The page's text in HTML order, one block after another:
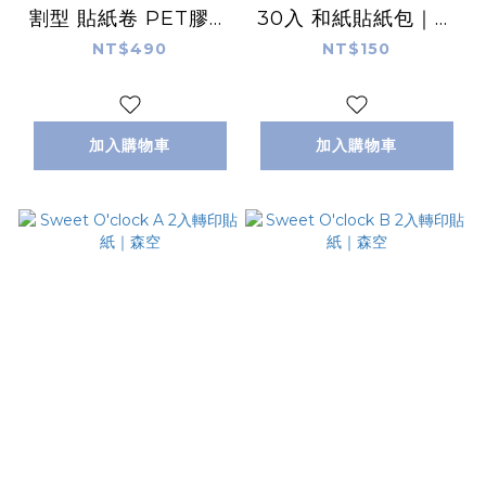
割型 貼紙卷 PET膠帶
｜森空
NT$490
加入購物車
30入 和紙貼紙包｜森
空
NT$150
加入購物車